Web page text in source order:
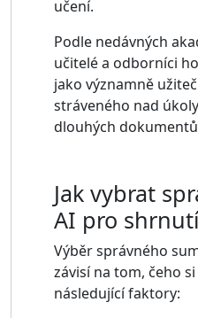
učení.
Podle nedávných
učitelé a odborníci
jako významně
stráveného nad
dlouhých
Jak vybrat
AI pro
Výběr správného
závisí na tom, čeho
následující faktory: